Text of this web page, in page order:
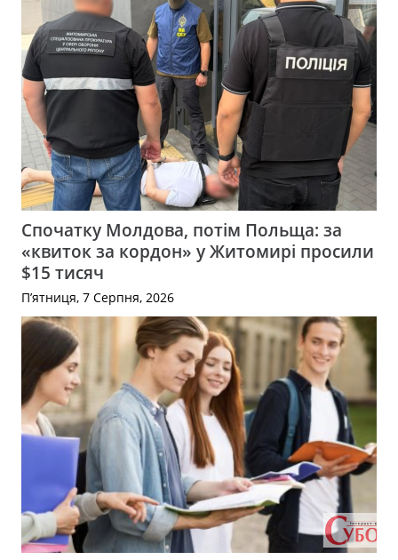
Спочатку Молдова, потім Польща: за
«квиток за кордон» у Житомирі просили
$15 тисяч
П’ятниця, 7 Серпня, 2026